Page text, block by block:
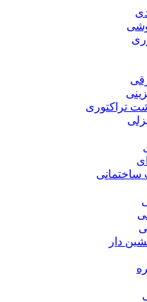
تراکتوری
ساختمانی
دار